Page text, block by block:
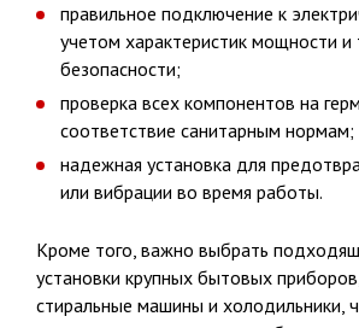
правильное подключение к
учетом характеристик мощности и
безопасности;
проверка всех компонентов на
соответствие санитарным нормам;
надежная установка для
или вибрации во время работы.
Кроме того, важно выбрать
установки крупных бытовых
стиральные машины и холодильники,